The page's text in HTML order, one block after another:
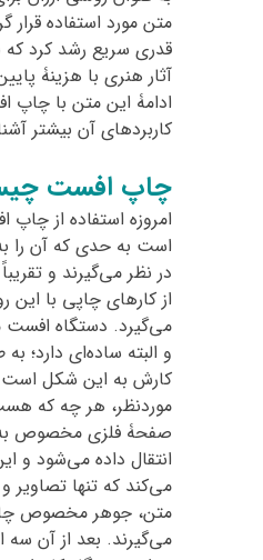
متن مورد استفاده
قدری سریع رشد کرد که
آثار هنری با هزینۀ
ادامۀ این متن با
کاربردهای آن بیشتر
چاپ افست
امروزه استفاده از
است به حدی که آن را
در نظر می‌گیرند و
از کارهای چاپی با
می‌گیرد. دستگاه
و البته ساده‌ای دارد؛
کارش به این شکل است
موردنظر، هر چه که
صفحۀ فلزی مخصوص به
انتقال داده می‌شود و
می‌کند که تنها
متن، جوهر مخصوص
می‌گیرند. بعد از آن سه